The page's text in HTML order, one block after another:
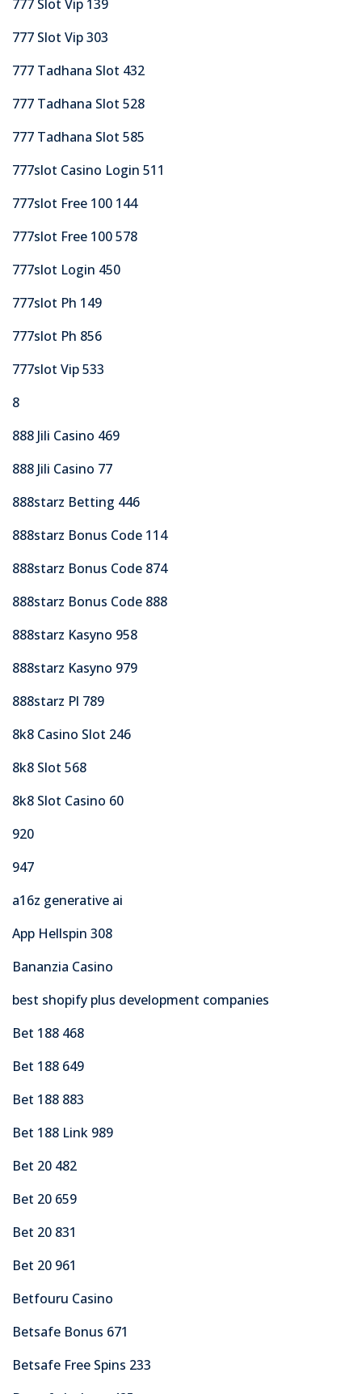
777 Slot Vip 139
777 Slot Vip 303
777 Tadhana Slot 432
777 Tadhana Slot 528
777 Tadhana Slot 585
777slot Casino Login 511
777slot Free 100 144
777slot Free 100 578
777slot Login 450
777slot Ph 149
777slot Ph 856
777slot Vip 533
8
888 Jili Casino 469
888 Jili Casino 77
888starz Betting 446
888starz Bonus Code 114
888starz Bonus Code 874
888starz Bonus Code 888
888starz Kasyno 958
888starz Kasyno 979
888starz Pl 789
8k8 Casino Slot 246
8k8 Slot 568
8k8 Slot Casino 60
920
947
a16z generative ai
App Hellspin 308
Bananzia Casino
best shopify plus development companies
Bet 188 468
Bet 188 649
Bet 188 883
Bet 188 Link 989
Bet 20 482
Bet 20 659
Bet 20 831
Bet 20 961
Betfouru Casino
Betsafe Bonus 671
Betsafe Free Spins 233